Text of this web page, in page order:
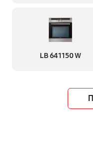
LB 641150 W